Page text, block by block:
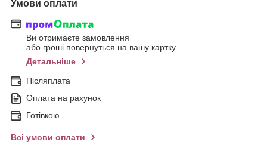
Умови оплати
Ви отримаєте замовлення
або гроші повернуться на вашу картку
Детальніше
Післяплата
Оплата на рахунок
Готівкою
Всі умови оплати